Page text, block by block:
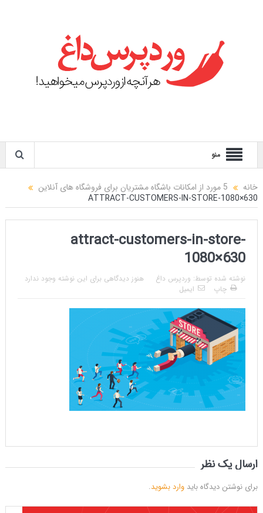
منو
خانه
5 مورد از امکانات باشگاه مشتریان برای فروشگاه های آنلاین
ATTRACT-CUSTOMERS-IN-STORE-1080×630
attract-customers-in-store-
1080×630
نوشته شده توسط: وردپرس داغ
هنوز دیدگاهی برای این نوشته وجود ندارد
چاپ
ایمیل
ارسال یک نظر
برای نوشتن دیدگاه باید وارد بشوید.